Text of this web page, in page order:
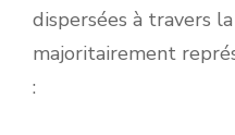
dispersées à travers
majoritairement
: